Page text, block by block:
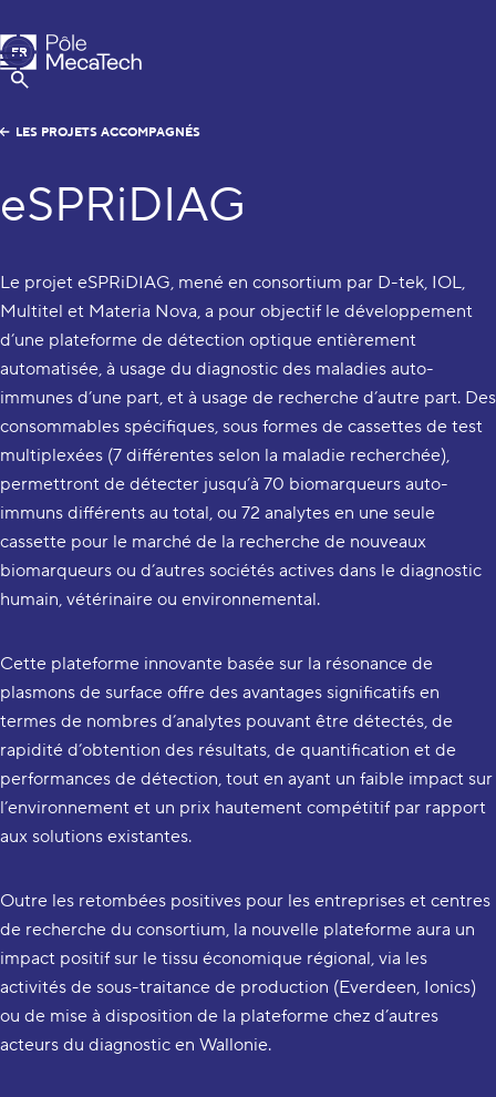
Pôle MecaTech
Menu
Afficher la Recherche
FR
EN
LES PROJETS ACCOMPAGNÉS
eSPRiDIAG
Le projet eSPRiDIAG, mené en consortium par D-tek, IOL,
Multitel et Materia Nova, a pour objectif le développement
d’une plateforme de détection optique entièrement
automatisée, à usage du diagnostic des maladies auto-
immunes d’une part, et à usage de recherche d’autre part. Des
consommables spécifiques, sous formes de cassettes de test
multiplexées (7 différentes selon la maladie recherchée),
permettront de détecter jusqu’à 70 biomarqueurs auto-
immuns différents au total, ou 72 analytes en une seule
cassette pour le marché de la recherche de nouveaux
biomarqueurs ou d’autres sociétés actives dans le diagnostic
humain, vétérinaire ou environnemental.
Cette plateforme innovante basée sur la résonance de
plasmons de surface offre des avantages significatifs en
termes de nombres d’analytes pouvant être détectés, de
rapidité d’obtention des résultats, de quantification et de
performances de détection, tout en ayant un faible impact sur
l’environnement et un prix hautement compétitif par rapport
aux solutions existantes.
Outre les retombées positives pour les entreprises et centres
de recherche du consortium, la nouvelle plateforme aura un
impact positif sur le tissu économique régional, via les
activités de sous-traitance de production (Everdeen, Ionics)
ou de mise à disposition de la plateforme chez d’autres
acteurs du diagnostic en Wallonie.